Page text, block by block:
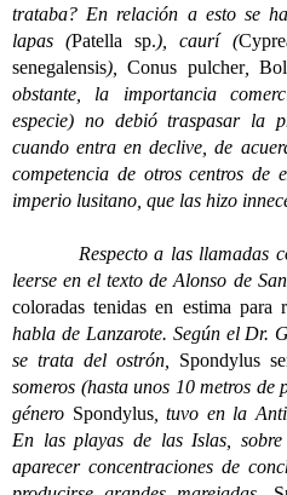
trataba? En relación a esto se
lapas (Patella sp.), caurí (
senegalensis),Conus pulcher,
obstante, la importancia
especie) no debió traspasar la
cuando entra en declive, de
competencia de otros centros de
imperio lusitano, que las hizo
Respecto a las llamadas
leerse en el texto de Alonso de
coloradas tenidas en estima para
habla de Lanzarote. Según el Dr.
se trata del ostrón, Spondylus
someros (hasta unos 10 metros
género Spondylus, tuvo en la
En las playas de las Islas,
aparecer concentraciones de